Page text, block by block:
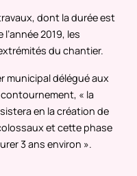
dont la durée est
2019, les
du chantier.
municipal délégué aux
« la
en la création de
et cette phase
3 ans environ ».